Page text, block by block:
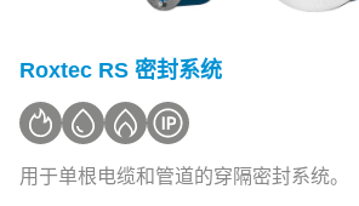
Roxtec RS 密封系统
用于单根电缆和管道的穿隔密封系统。